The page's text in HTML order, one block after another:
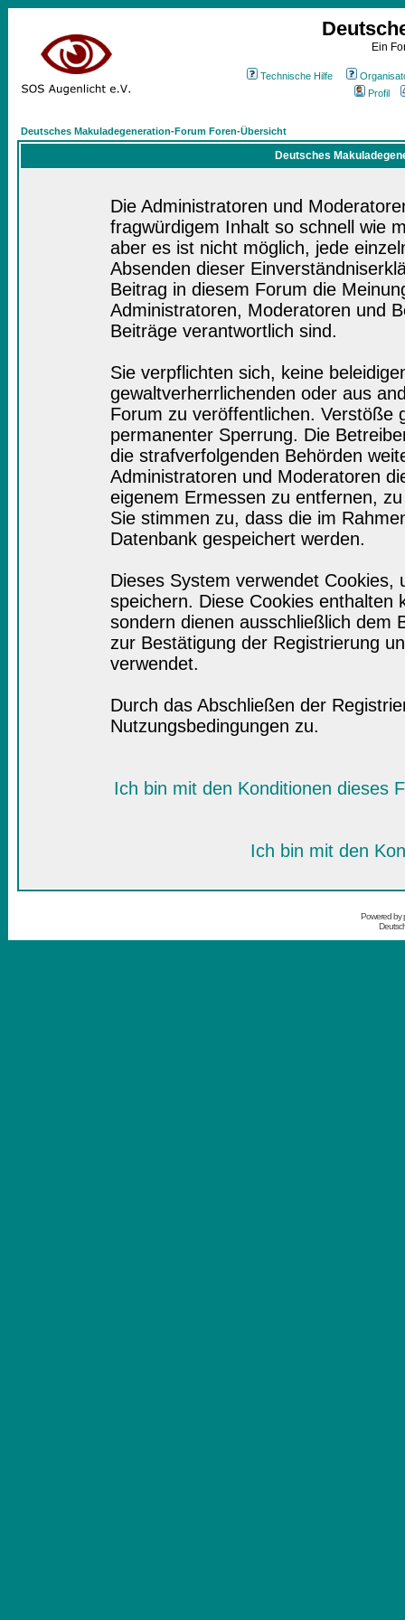
Ein
Technische Hilfe
Profil
Deutsches Makuladegeneration-Forum Foren-Übersicht
Deutsches
Die Administratoren und
fragwürdigem Inhalt so schnell wie
aber es ist nicht möglich, jede
Absenden dieser
Beitrag in diesem Forum die
Administratoren, Moderatoren und
Beiträge verantwortlich sind.
Sie verpflichten sich, keine
gewaltverherrlichenden oder aus
Forum zu veröffentlichen. Verstöße
permanenter Sperrung. Die
die strafverfolgenden Behörden
Administratoren und Moderatoren
eigenem Ermessen zu entfernen,
Sie stimmen zu, dass die im
Datenbank gespeichert werden.
Dieses System verwendet
speichern. Diese Cookies enthalten
sondern dienen ausschließlich dem
zur Bestätigung der Registrierung
verwendet.
Durch das Abschließen der
Nutzungsbedingungen zu.
Ich bin mit den Konditionen dieses
Ich bin mit den
Powered by